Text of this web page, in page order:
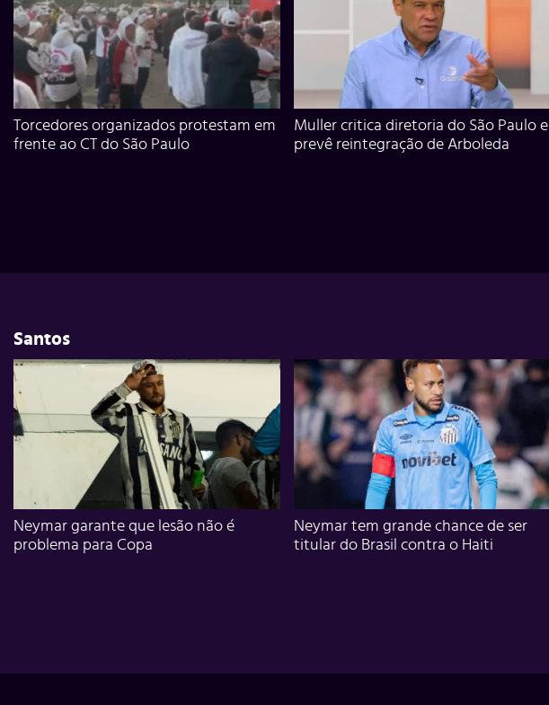
Torcedores organizados protestam em
frente ao CT do São Paulo
Muller critica diretoria do São Paulo e
prevê reintegração de Arboleda
Santos
Neymar garante que lesão não é
problema para Copa
Neymar tem grande chance de ser
titular do Brasil contra o Haiti